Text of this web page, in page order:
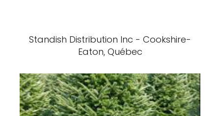
Standish Distribution Inc - Cookshire-
Eaton, Québec